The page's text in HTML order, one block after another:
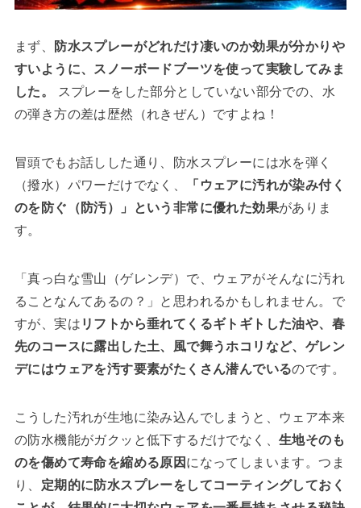
まず、
防水スプレーがどれだけ凄いのか効果が分かりや
すいように、スノーボードブーツを使って実験してみま
した。
スプレーをした部分としていない部分での、水
の弾き方の差は歴然（れきぜん）ですよね！
冒頭でもお話しした通り、防水スプレーには水を弾く
（撥水）パワーだけでなく、
「ウェアに汚れが染み付く
のを防ぐ（防汚）」という非常に優れた効果がありま
す。
「真っ白な雪山（ゲレンデ）で、ウェアがそんなに汚れ
ることなんてあるの？」と思われるかもしれません。で
すが、実は リフトから垂れてくるギトギトした油や、春
先のコースに露出した土、風で舞うホコリなど、ゲレン
デにはウェアを汚す要素がたくさん潜んでいるのです。
こうした汚れが生地に染み込んでしまうと、ウェア本来
の防水機能がガクッと低下するだけでなく、 生地そのも
のを傷めて寿命を縮める原因 になってしまいます。つま
り、 定期的に防水スプレーをしてコーティングしておく